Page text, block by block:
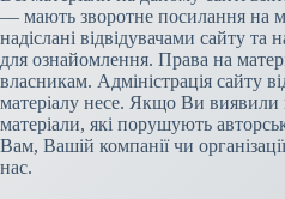
— мають зворотне посилання на
надіслані відвідувачами сайту
для ознайомлення. Права на
власникам. Адміністрація сайту
матеріалу несе. Якщо Ви виявили
матеріали, які порушують
Вам, Вашій компанії чи
нас.